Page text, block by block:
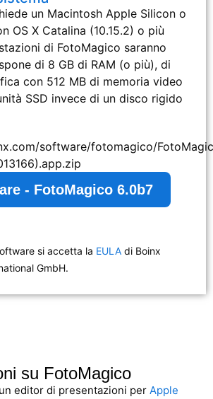
un Macintosh Apple Silicon o
OS X Catalina (10.15.2) o più
di FotoMagico saranno
di 8 GB di RAM (o più), di
con 512 MB di memoria video
SSD invece di un disco rigido
software/fotomagico/
- FotoMagico 6.0b7
si accetta la EULA di Boinx
GmbH.
su FotoMagico
editor di presentazioni per Apple